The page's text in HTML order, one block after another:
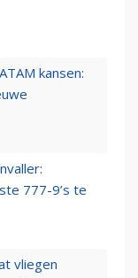
kansen:
777-9’s te
vliegen